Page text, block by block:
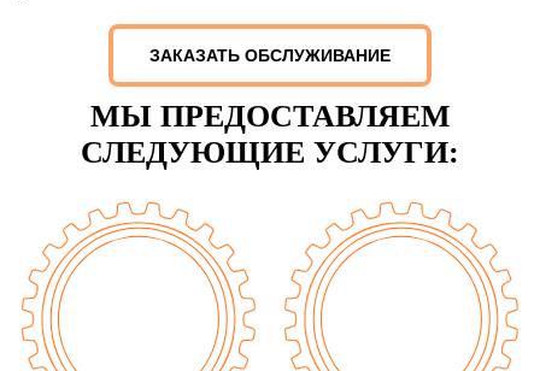
ЗАКАЗАТЬ ОБСЛУЖИВАНИЕ
МЫ ПРЕДОСТАВЛЯЕМ
СЛЕДУЮЩИЕ УСЛУГИ: